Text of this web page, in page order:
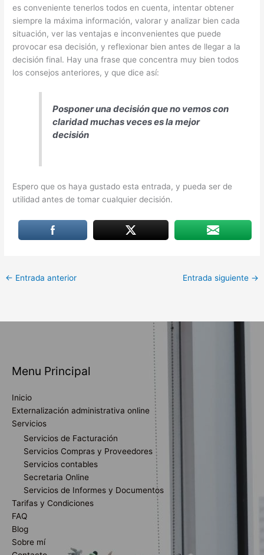
es conveniente tenerlos todos en cuenta, intentar obtener
siempre la máxima información, valorar y analizar bien cada
situación, ver las ventajas e inconvenientes que puede
provocar esa decisión, y reflexionar bien antes de llegar a la
decisión final. Hay una frase que concentra muy bien todos
los consejos anteriores, y que dice así:
Posponer una decisión que no vemos con
claridad muchas veces es la mejor
decisión
Espero que os haya gustado esta entrada, y pueda ser de
utilidad antes de tomar cualquier decisión.
← Entrada anterior Entrada siguiente →
Menu Principal
Inicio
Externalización administrativa online
Servicios
Servicios de Facturación
Servicios Compras y Proveedores
Servicios contables
Secretaria Online
Servicios de Informes y Documentos
Tarifas y Condiciones
FAQ
Blog
Sobre mí